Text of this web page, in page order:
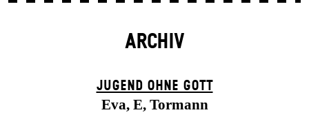
ARCHIV
JUGEND OHNE GOTT
Eva, E, Tormann